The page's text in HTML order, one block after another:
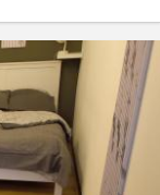
Informatie
Huur:
450 €
Kosten:
150 €
Duur:
5-6
maanden
Domiciliëring: